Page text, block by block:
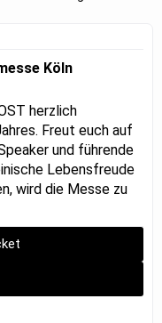
Köln
herzlich
Freut euch auf
und führende
Lebensfreude
wird die Messe zu